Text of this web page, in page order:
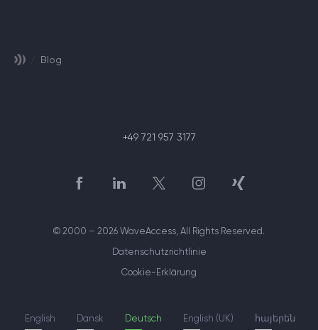
Blog
+49 721 957 3177
հայերեն
English (UK)
Deutsch
Dansk
English
© 2000 – 2026 WaveAccess, All Rights Reserved.
Datenschutzrichtlinie
Cookie-Erklärung